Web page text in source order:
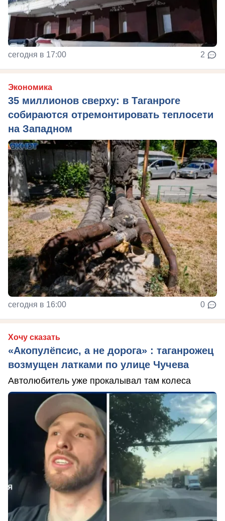
сегодня в 17:00 2
Экономика
35 миллионов сверху: в Таганроге
собираются отремонтировать теплосети
на Западном
сегодня в 16:00 0
Хочу сказать
«Акопулёпсис, а не дорога» : таганрожец
возмущен латками по улице Чучева
Автолюбитель уже прокалывал там колеса